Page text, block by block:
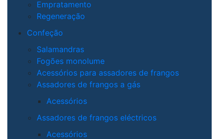
Empratamento
Regeneração
Confeção
Salamandras
Fogões monolume
Acessórios para assadores de frangos
Assadores de frangos a gás
Acessórios
Assadores de frangos eléctricos
Acessórios